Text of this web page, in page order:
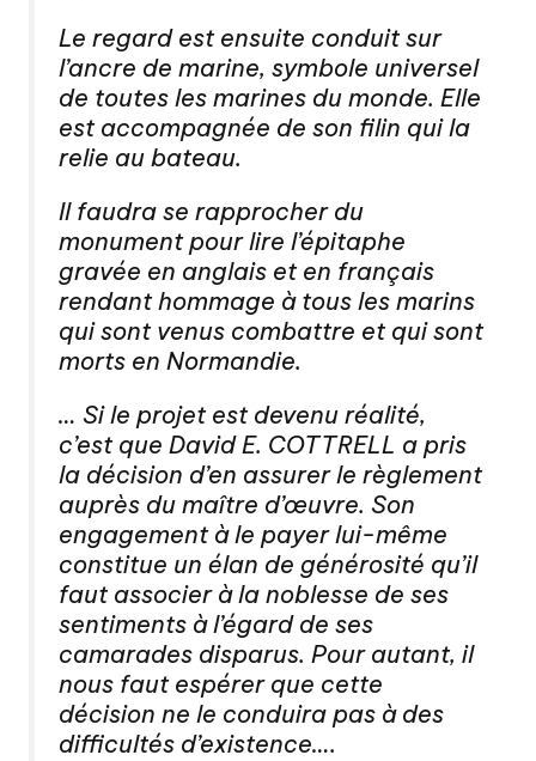
Le regard est ensuite conduit sur
l’ancre de marine, symbole universel
de toutes les marines du monde. Elle
est accompagnée de son filin qui la
relie au bateau.
Il faudra se rapprocher du
monument pour lire l’épitaphe
gravée en anglais et en français
rendant hommage à tous les marins
qui sont venus combattre et qui sont
morts en Normandie.
… Si le projet est devenu réalité,
c’est que David E. COTTRELL a pris
la décision d’en assurer le règlement
auprès du maître d’œuvre. Son
engagement à le payer lui-même
constitue un élan de générosité qu’il
faut associer à la noblesse de ses
sentiments à l’égard de ses
camarades disparus. Pour autant, il
nous faut espérer que cette
décision ne le conduira pas à des
difficultés d’existence….